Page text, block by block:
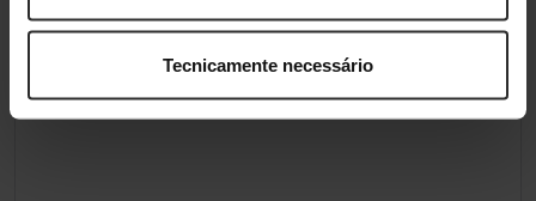
Tecnicamente necessário